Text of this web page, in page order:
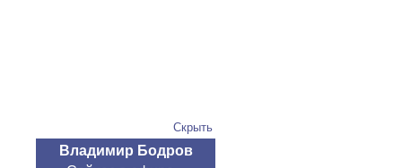
Скрыть
Владимир Бодров